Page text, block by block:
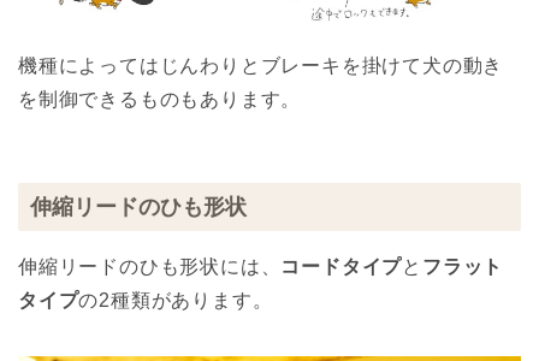
機種によってはじんわりとブレーキを掛けて犬の動き
を制御できるものもあります。
伸縮リードのひも形状
伸縮リードのひも形状には、 コードタイプと フラット
タイプの2種類があります。